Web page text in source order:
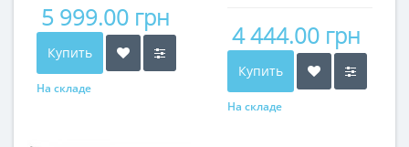
5 999.00 грн
Купить
На складе
4 444.00 грн
Купить
На складе